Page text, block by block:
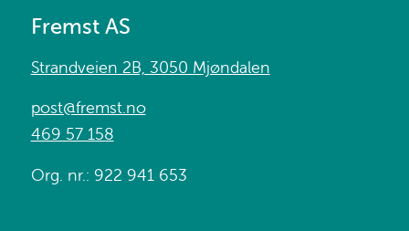
Fremst AS
Strandveien 2B, 3050 Mjøndalen
post@fremst.no
469 57 158
Org. nr.: 922 941 653